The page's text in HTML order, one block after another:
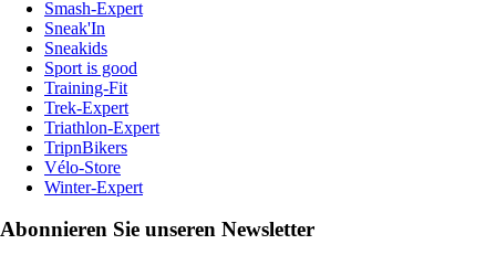
Smash-Expert
Sneak'In
Sneakids
Sport is good
Training-Fit
Trek-Expert
Triathlon-Expert
TripnBikers
Vélo-Store
Winter-Expert
Abonnieren Sie unseren Newsletter